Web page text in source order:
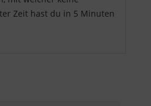
Zeit hast du in 5 Minuten